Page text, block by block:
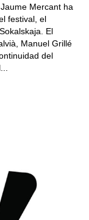
Mercant ha
festival, el
El
Manuel Grillé
del